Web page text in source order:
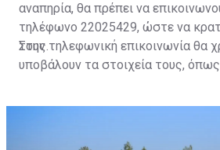
αναπηρία, θα πρέπει να
τηλέφωνο 22025429, ώστε να
τους.
Στην τηλεφωνική επικοινωνία θα
υποβάλουν τα στοιχεία τους,
ονοματεπώνυμο, αριθμός